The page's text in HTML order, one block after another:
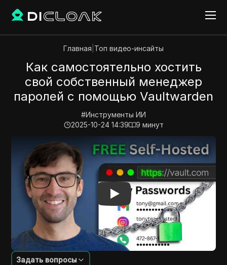
Главная Топ видео-инсайты
Как самостоятельно хостить
свой собственный менеджер
паролей с помощью Vaultwarden
#Инструменты ИИ
2025-10-24 14:39
9 минут
Play Video:Как самостоятельно хостить свой
Задать вопросы